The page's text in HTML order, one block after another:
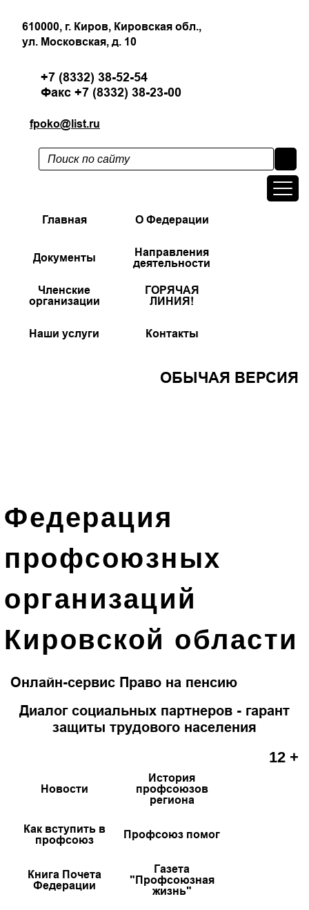
610000, г. Киров, Кировская обл.,
ул. Московская, д. 10
+7 (8332) 38-52-54
Факс +7 (8332) 38-23-00
fpoko@list.ru
Главная О Федерации
Документы
Направления
деятельности
Членские
организации
ГОРЯЧАЯ
ЛИНИЯ!
Наши услуги Контакты
ОБЫЧАЯ ВЕРСИЯ
Федерация
профсоюзных
организаций
Кировской области
Онлайн-сервис Право на пенсию
Диалог социальных партнеров - гарант
защиты трудового населения
12 +
Новости
История
профсоюзов
региона
Как вступить в
профсоюз
Профсоюз помог
Книга Почета
Федерации
Газета
"Профсоюзная
жизнь"